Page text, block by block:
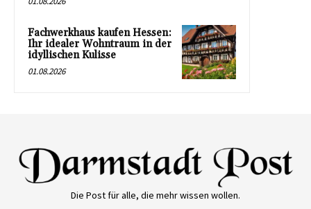
Fachwerkhaus kaufen Hessen:
Ihr idealer Wohntraum in der
idyllischen Kulisse
01.08.2026
Die Post für alle, die mehr wissen wollen.